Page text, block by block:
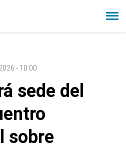
- 10:00
sede del
sobre